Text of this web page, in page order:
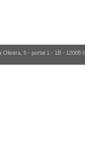
5 - portal 1 - 1B - 12005